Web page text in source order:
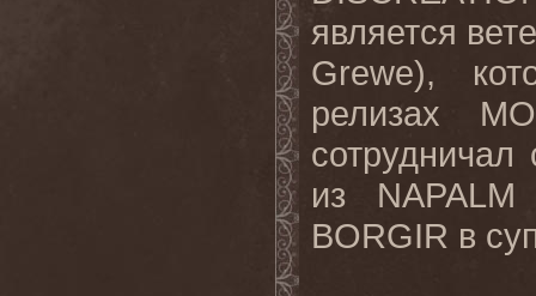
является
Grewe),
релизах
из
BORGIR в